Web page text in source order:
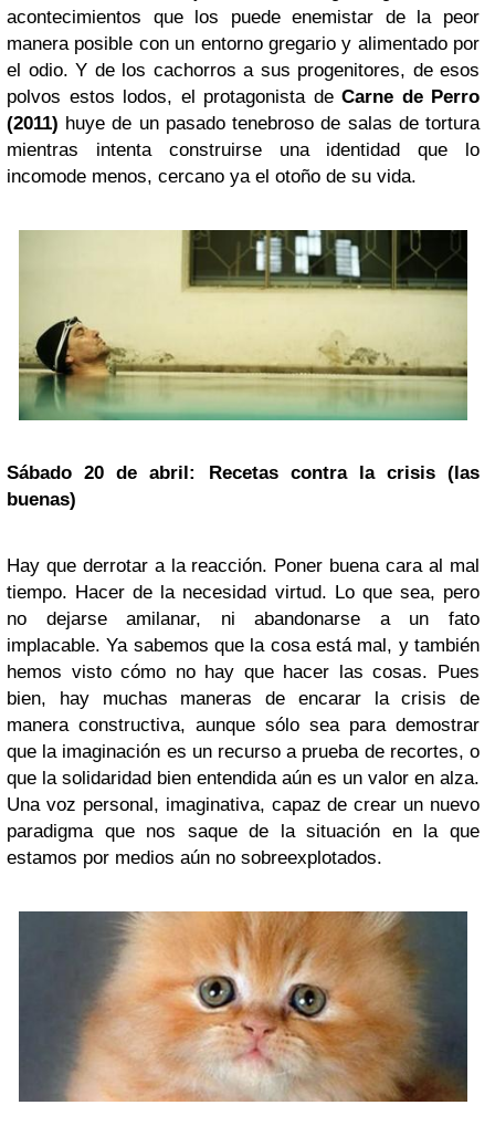
acontecimientos que los puede enemistar de la peor
manera posible con un entorno gregario y alimentado por
el odio. Y de los cachorros a sus progenitores, de esos
polvos estos lodos, el protagonista de Carne de Perro
(2011) huye de un pasado tenebroso de salas de tortura
mientras intenta construirse una identidad que lo
incomode menos, cercano ya el otoño de su vida.
Sábado 20 de abril: Recetas contra la crisis (las
buenas)
Hay que derrotar a la reacción. Poner buena cara al mal
tiempo. Hacer de la necesidad virtud. Lo que sea, pero
no dejarse amilanar, ni abandonarse a un fato
implacable. Ya sabemos que la cosa está mal, y también
hemos visto cómo no hay que hacer las cosas. Pues
bien, hay muchas maneras de encarar la crisis de
manera constructiva, aunque sólo sea para demostrar
que la imaginación es un recurso a prueba de recortes, o
que la solidaridad bien entendida aún es un valor en alza.
Una voz personal, imaginativa, capaz de crear un nuevo
paradigma que nos saque de la situación en la que
estamos por medios aún no sobreexplotados.